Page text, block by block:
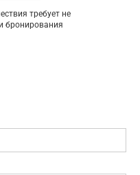
требует не
бронирования